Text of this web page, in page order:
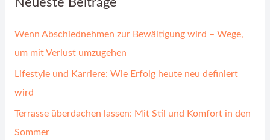
Wenn Abschiednehmen zur Bewältigung wird – Wege,
um mit Verlust umzugehen
Lifestyle und Karriere: Wie Erfolg heute neu definiert
wird
Terrasse überdachen lassen: Mit Stil und Komfort in den
Sommer